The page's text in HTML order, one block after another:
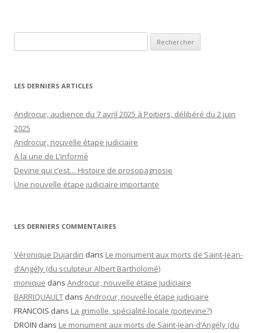
LES DERNIERS ARTICLES
Androcur, audience du 7 avril 2025 à Poitiers, délibéré du 2 juin
2025
Androcur, nouvelle étape judiciaire
A la une de L’informé
Devine qui c’est… Histoire de prosopagnosie
Une nouvelle étape judiciaire importante
LES DERNIERS COMMENTAIRES
Véronique Dujardin dans Le monument aux morts de Saint-Jean-
d’Angély (du sculpteur Albert Bartholomé)
monique dans Androcur, nouvelle étape judiciaire
BARRIQUAULT dans Androcur, nouvelle étape judiciaire
FRANCOIS dans La grimolle, spécialité locale (poitevine?)
DROIN dans Le monument aux morts de Saint-Jean-d’Angély (du